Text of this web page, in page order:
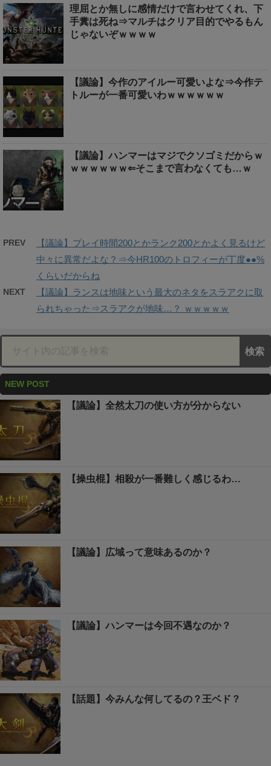
理屈とか無しに感情だけで言わせてくれ、下
手糞は死ね⇒マルチはクリア目的でやるもん
じゃないぞｗｗｗｗ
【議論】今作のアイルー可愛いよな⇒今作テ
トルーが一番可愛いわｗｗｗｗｗｗ
【議論】ハンマーはマジでクソゴミだからｗ
ｗｗｗｗｗｗ⇐そこまで言わなくても…ｗ
PREV
【議論】プレイ時間200とかランク200とかよく見るけど
中々に異常だよな？⇒今HR100のトロフィーが丁度●●%
くらいだからね
NEXT
【議論】ランスは地味という最大のネタをスラアクに取
られちゃった⇒スラアクが地味…？ ｗｗｗｗｗ
NEW POST
【議論】全然太刀の使い方が分からない
【操虫棍】相殺が一番難しく感じるわ…
【議論】広域って意味あるのか？
【議論】ハンマーは今回不遇なのか？
【話題】今みんな何してるの？王ベド？